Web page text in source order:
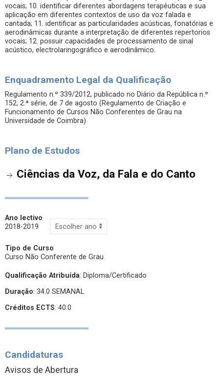
vocais; 10. identificar diferentes abordagens terapêuticas e sua
aplicação em diferentes contextos de uso da voz falada e
cantada; 11. identificar as particularidades acústicas, fonatórias e
aerodinâmicas durante a interpretação de diferentes repertorios
vocais; 12. possuir capacidades de processamento de sinal
acústico, electrolaringográfico e aerodinâmico.
Enquadramento Legal da Qualificação
Regulamento n.º 339/2012, publicado no Diário da República n.º
152, 2.ª série, de 7 de agosto (Regulamento de Criação e
Funcionamento de Cursos Não Conferentes de Grau na
Universidade de Coimbra)
Plano de Estudos
Ciências da Voz, da Fala e do Canto
Ano lectivo
2018-2019
Tipo de Curso
Curso Não Conferente de Grau
Qualificação Atribuída: Diploma/Certificado
Duração: 34.0 SEMANAL
Créditos ECTS: 40.0
Candidaturas
Avisos de Abertura